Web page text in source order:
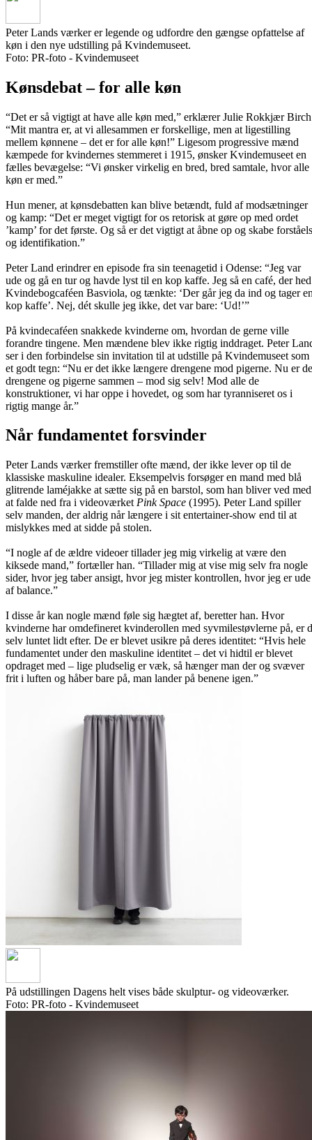
Peter Lands værker er legende og udfordre den gængse opfattelse af
køn i den nye udstilling på Kvindemuseet.
Foto: PR-foto - Kvindemuseet
Kønsdebat – for alle køn
“Det er så vigtigt at have alle køn med,” erklærer Julie Rokkjær
“Mit mantra er, at vi allesammen er forskellige, men at ligestilling
mellem kønnene – det er for alle køn!” Ligesom progressive mænd
kæmpede for kvindernes stemmeret i 1915, ønsker Kvindemuseet en
fælles bevægelse: “Vi ønsker virkelig en bred, bred samtale, hvor alle
køn er med.”
Hun mener, at kønsdebatten kan blive betændt, fuld af modsætninger
og kamp: “Det er meget vigtigt for os retorisk at gøre op med ordet
’kamp’ for det første. Og så er det vigtigt at åbne op og skabe
og identifikation.”
Peter Land erindrer en episode fra sin teenagetid i Odense: “Jeg var
ude og gå en tur og havde lyst til en kop kaffe. Jeg så en café, der hed
Kvindebogcaféen Basviola, og tænkte: ‘Der går jeg da ind og tager
kop kaffe’. Nej, dét skulle jeg ikke, det var bare: ‘Ud!’”
På kvindecaféen snakkede kvinderne om, hvordan de gerne ville
forandre tingene. Men mændene blev ikke rigtig inddraget. Peter
ser i den forbindelse sin invitation til at udstille på Kvindemuseet som
et godt tegn: “Nu er det ikke længere drengene mod pigerne. Nu er
drengene og pigerne sammen – mod sig selv! Mod alle de
konstruktioner, vi har oppe i hovedet, og som har tyranniseret os i
rigtig mange år.”
Når fundamentet forsvinder
Peter Lands værker fremstiller ofte mænd, der ikke lever op til de
klassiske maskuline idealer. Eksempelvis forsøger en mand med blå
glitrende laméjakke at sætte sig på en barstol, som han bliver ved med
at falde ned fra i videoværket Pink Space (1995). Peter Land spiller
selv manden, der aldrig når længere i sit entertainer-show end til at
mislykkes med at sidde på stolen.
“I nogle af de ældre videoer tillader jeg mig virkelig at være den
kiksede mand,” fortæller han. “Tillader mig at vise mig selv fra nogle
sider, hvor jeg taber ansigt, hvor jeg mister kontrollen, hvor jeg er ude
af balance.”
I disse år kan nogle mænd føle sig hægtet af, beretter han. Hvor
kvinderne har omdefineret kvinderollen med syvmilestøvlerne på, er
selv luntet lidt efter. De er blevet usikre på deres identitet: “Hvis hele
fundamentet under den maskuline identitet – det vi hidtil er blevet
opdraget med – lige pludselig er væk, så hænger man der og svæver
frit i luften og håber bare på, man lander på benene igen.”
På udstillingen Dagens helt vises både skulptur- og videoværker.
Foto: PR-foto - Kvindemuseet